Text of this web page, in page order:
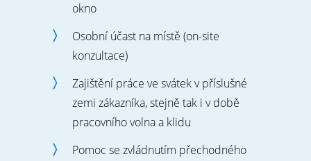
okno
Osobní účast na místě (on-site
konzultace)
Zajištění práce ve svátek v příslušné
zemi zákazníka, stejně tak i v době
pracovního volna a klidu
Pomoc se zvládnutím přechodného